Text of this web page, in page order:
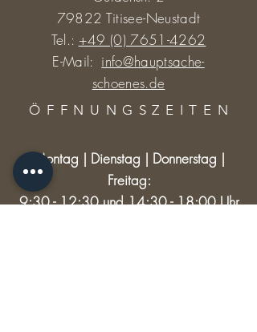
79822 Titisee-Neustadt
Tel.: +49 (0) 7651-4262
E-Mail: info@hauptsache-
schoenes.de
ÖFFNUNGSZEITE N
Montag | Dienstag | Donnerstag |
Freitag:
9:30 - 12:30 und 14:30 - 18:00 Uhr